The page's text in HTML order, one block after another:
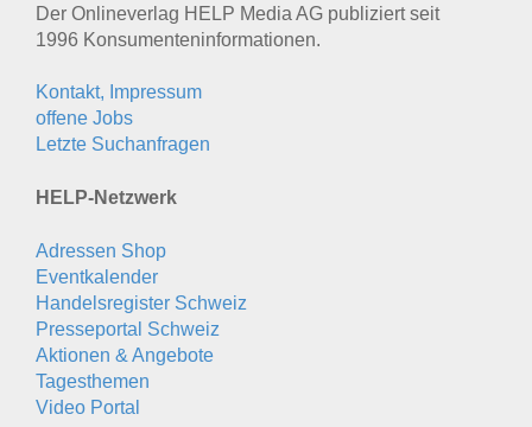
Der Onlineverlag HELP Media AG publiziert seit
1996 Konsumenten­informationen.
Kontakt, Impressum
offene Jobs
Letzte Suchanfragen
HELP-Netzwerk
Adressen Shop
Eventkalender
Handelsregister Schweiz
Presseportal Schweiz
Aktionen & Angebote
Tagesthemen
Video Portal